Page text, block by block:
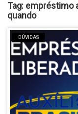
Tag: empréstimo
quando
DÚVIDAS